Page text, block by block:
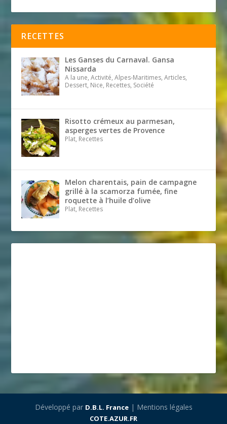
RECETTES
Les Ganses du Carnaval. Gansa
Nissarda
A la une, Activité, Alpes-Maritimes, Articles,
Dessert, Nice, Recettes, Société
Risotto crémeux au parmesan,
asperges vertes de Provence
Plat, Recettes
Melon charentais, pain de campagne
grillé à la scamorza fumée, fine
roquette à l’huile d’olive
Plat, Recettes
Développé par D.B.L. France| Mentions légales
COTE.AZUR.FR